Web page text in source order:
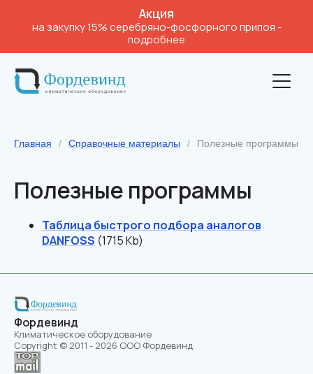
Акция
на закупку 15% серебряно-фосфорного припоя -
подробнее
Главная / Справочные материалы / Полезные программы
Полезные программы
Таблица быстрого подбора аналогов
DANFOSS (1715 Kb)
Фордевинд
Климатическое оборудование
Copyright © 2011 - 2026 ООО Фордевинд